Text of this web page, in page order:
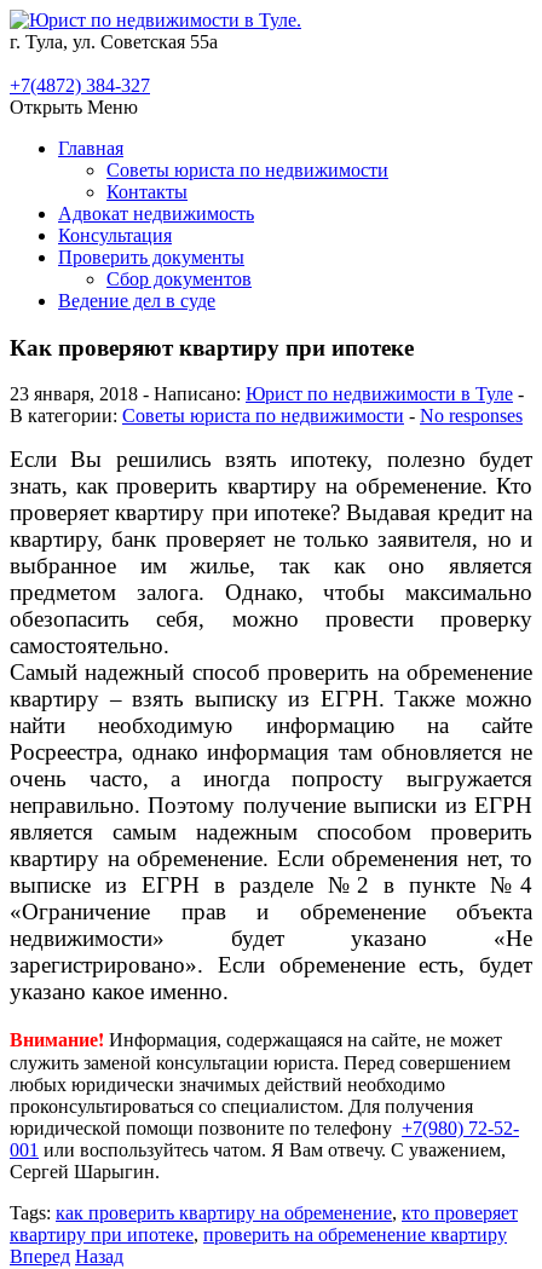
г. Тула, ул. Советская 55а
+7(4872) 384-327
Открыть Меню
Главная
Советы юриста по недвижимости
Контакты
Адвокат недвижимость
Консультация
Проверить документы
Сбор документов
Ведение дел в суде
Как проверяют квартиру при ипотеке
23 января, 2018 - Написано: Юрист по недвижимости в Туле -
В категории: Советы юриста по недвижимости - No responses
Если Вы решились взять ипотеку, полезно будет
знать, как проверить квартиру на обременение. Кто
проверяет квартиру при ипотеке? Выдавая кредит на
квартиру, банк проверяет не только заявителя, но и
выбранное им жилье, так как оно является
предметом залога. Однако, чтобы максимально
обезопасить себя, можно провести проверку
самостоятельно.
Самый надежный способ проверить на обременение
квартиру – взять выписку из ЕГРН. Также можно
найти необходимую информацию на сайте
Росреестра, однако информация там обновляется не
очень часто, а иногда попросту выгружается
неправильно. Поэтому получение выписки из ЕГРН
является самым надежным способом проверить
квартиру на обременение. Если обременения нет, то
выписке из ЕГРН в разделе №2 в пункте №4
«Ограничение прав и обременение объекта
недвижимости» будет указано «Не
зарегистрировано». Если обременение есть, будет
указано какое именно.
Внимание! Информация, содержащаяся на сайте, не может
служить заменой консультации юриста. Перед совершением
любых юридически значимых действий необходимо
проконсультироваться со специалистом. Для получения
юридической помощи позвоните по телефону +7(980) 72-52-
001 или воспользуйтесь чатом. Я Вам отвечу. С уважением,
Сергей Шарыгин.
Tags: как проверить квартиру на обременение, кто проверяет
квартиру при ипотеке, проверить на обременение квартиру
Вперед Назад